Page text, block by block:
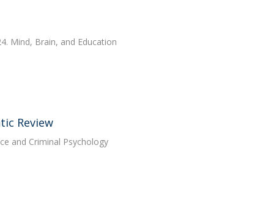
Mind, Brain, and Education
Review
and Criminal Psychology